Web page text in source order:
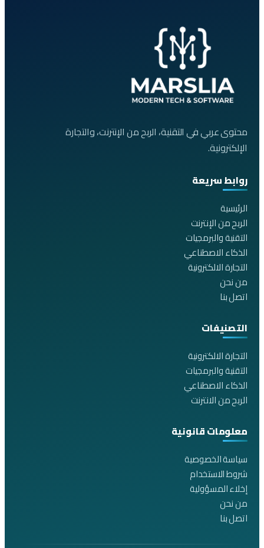
محتوى عربي في التقنية، الربح من الإنترنت، والتجارة
الإلكترونية.
روابط سريعة
الرئيسية
الربح من الإنترنت
التقنية والبرمجيات
الذكاء الاصطناعي
التجارة الالكترونية
من نحن
اتصل بنا
التصنيفات
التجارة الالكترونية
التقنية والبرمجيات
الذكاء الاصطناعي
الربح من الانترنت
معلومات قانونية
سياسة الخصوصية
شروط الاستخدام
إخلاء المسؤولية
من نحن
اتصل بنا